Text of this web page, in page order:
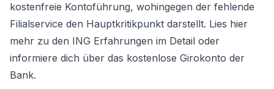
kostenfreie Kontoführung, wohingegen der fehlende
Filialservice den Hauptkritikpunkt darstellt. Lies hier
mehr zu den ING Erfahrungen im Detail oder
informiere dich über das kostenlose Girokonto der
Bank.